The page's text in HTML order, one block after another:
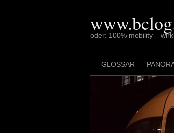
oder: 100% mobility –
GLOSSAR